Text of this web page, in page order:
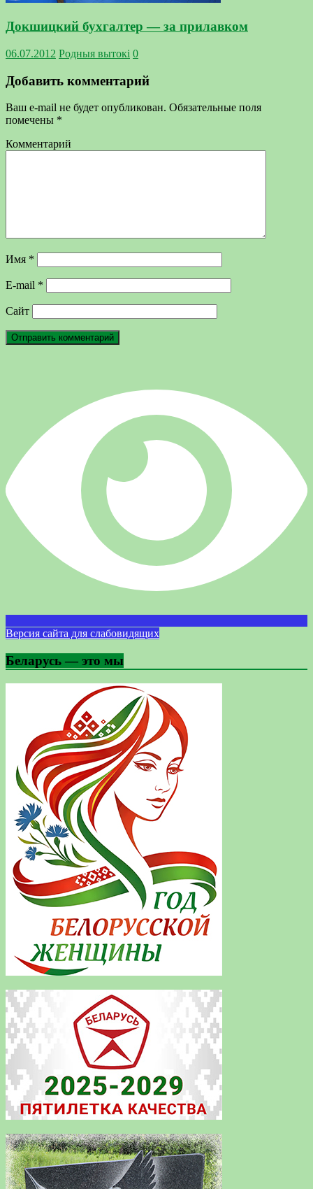
Докшицкий бухгалтер — за прилавком
06.07.2012 Родныя вытокi 0
Добавить комментарий
Ваш e-mail не будет опубликован. Обязательные поля
помечены *
Комментарий
Имя *
E-mail *
Сайт
Версия сайта для слабовидящих
Беларусь — это мы